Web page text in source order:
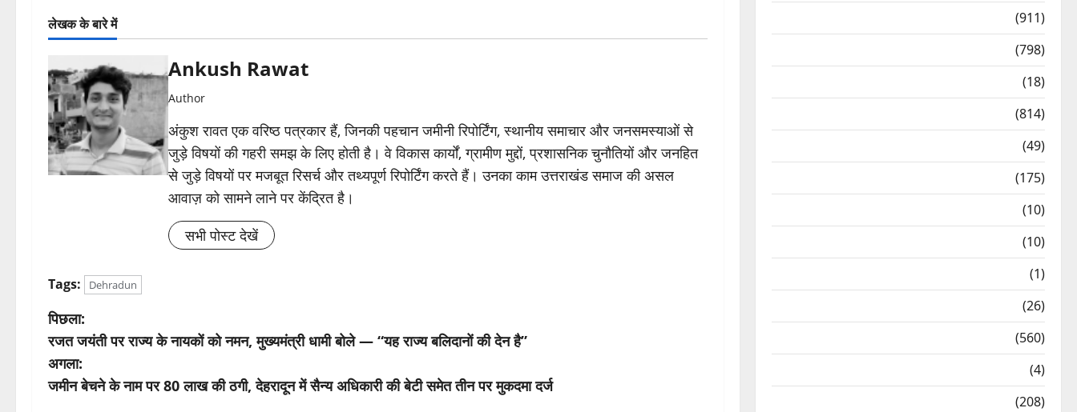
लेखक के बारे में
Ankush Rawat
Author
अंकुश रावत एक वरिष्ठ पत्रकार हैं, जिनकी पहचान जमीनी रिपोर्टिंग, स्थानीय समाचार और जनसमस्याओं से
जुड़े विषयों की गहरी समझ के लिए होती है। वे विकास कार्यों, ग्रामीण मुद्दों, प्रशासनिक चुनौतियों और जनहित
से जुड़े विषयों पर मजबूत रिसर्च और तथ्यपूर्ण रिपोर्टिंग करते हैं। उनका काम उत्तराखंड समाज की असल
आवाज़ को सामने लाने पर केंद्रित है।
सभी पोस्ट देखें
Tags: Dehradun
पो
स्ट
ने
पिछला:
रजत जयंती पर राज्य के नायकों को नमन, मुख्यमंत्री धामी बोले — “यह राज्य बलिदानों की देन है”
अगला:
जमीन बेचने के नाम पर 80 लाख की ठगी, देहरादून में सैन्य अधिकारी की बेटी समेत तीन पर मुकदमा दर्ज
(911)
(798)
(18)
(814)
(49)
(175)
(10)
(10)
(1)
(26)
(560)
(4)
(208)